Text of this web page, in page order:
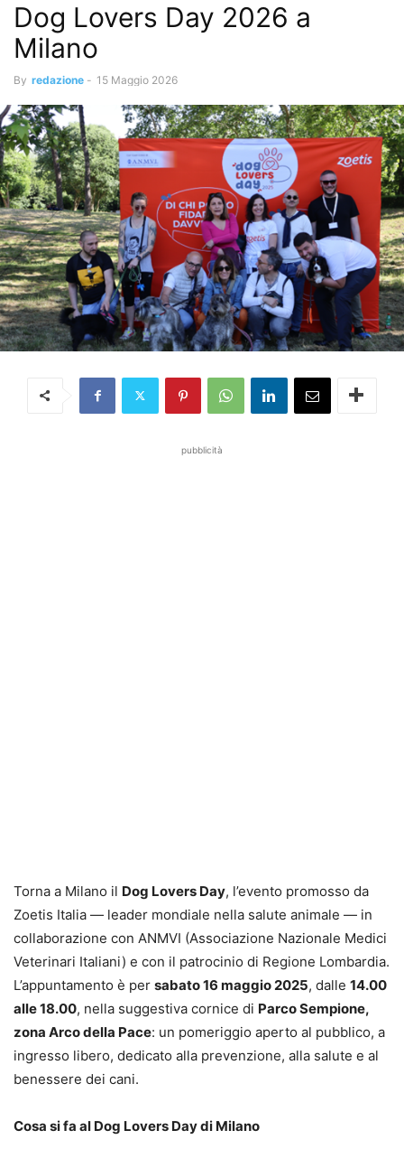
Dog Lovers Day 2026 a
Milano
By redazione - 15 Maggio 2026
pubblicità
Torna a Milano il Dog Lovers Day, l’evento promosso da
Zoetis Italia — leader mondiale nella salute animale — in
collaborazione con ANMVI (Associazione Nazionale Medici
Veterinari Italiani) e con il patrocinio di Regione Lombardia.
L’appuntamento è per sabato 16 maggio 2025, dalle 14.00
alle 18.00, nella suggestiva cornice di Parco Sempione,
zona Arco della Pace: un pomeriggio aperto al pubblico, a
ingresso libero, dedicato alla prevenzione, alla salute e al
benessere dei cani.
Cosa si fa al Dog Lovers Day di Milano